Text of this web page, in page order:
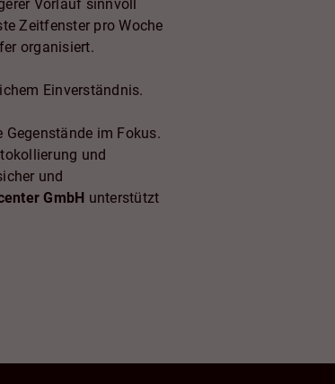
Vorlauf sinnvoll
Zeitfenster pro Woche
organisiert.
Einverständnis.
im Fokus.
und
und
GmbH unterstützt